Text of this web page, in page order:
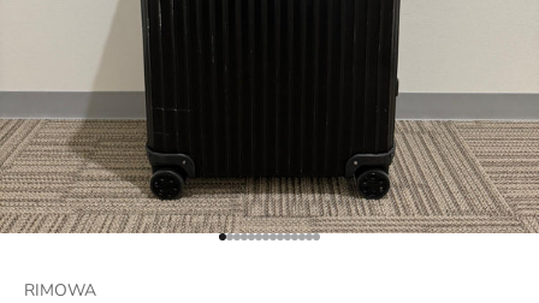
項目に移動する 1
項目に移動する 2
項目に移動する 3
項目に移動する 4
項目に移動する 5
項目に移動する 6
項目に移動する 7
項目に移動する 8
項目に移動する 9
項目に移動する 10
項目に移動する 11
項目に移動する 12
項目に移動する 13
項目に移動する 14
RIMOWA